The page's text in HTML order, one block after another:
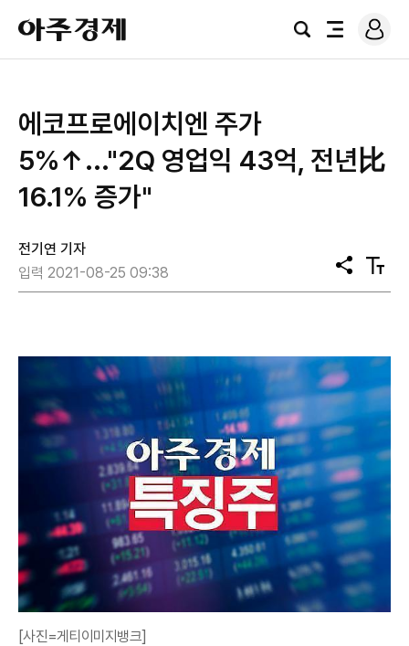
아
주
경
검
전
로
그
에코프로에이치엔 주가
5%↑..."2Q 영업익 43억, 전년比
16.1% 증가"
전기연 기자
입력 2021-08-25 09:38
공
유
텍
스
[사진=게티이미지뱅크]